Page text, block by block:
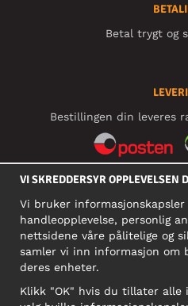
Betal trygt og
Bestillingen din leveres
SOSIALE
911 891
VI SKREDDERSYR OPPLEVELSEN
Vi bruker
handleopplevelse, personlig
nettsidene våre pålitelige og
samler vi inn informasjon om
deres enheter.
Klikk "OK" hvis du tillater alle